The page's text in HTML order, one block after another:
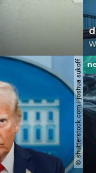
© shutterstock.com | joshua sukoff